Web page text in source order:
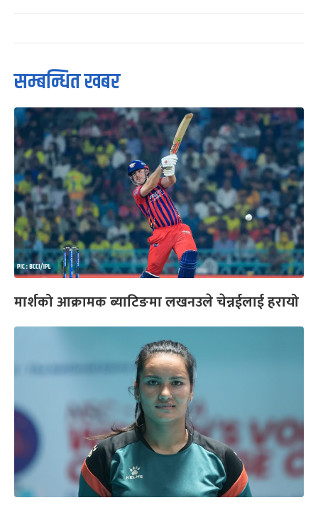
सम्बन्धित खबर
मार्शको आक्रामक ब्याटिङमा लखनउले चेन्नईलाई हरायो